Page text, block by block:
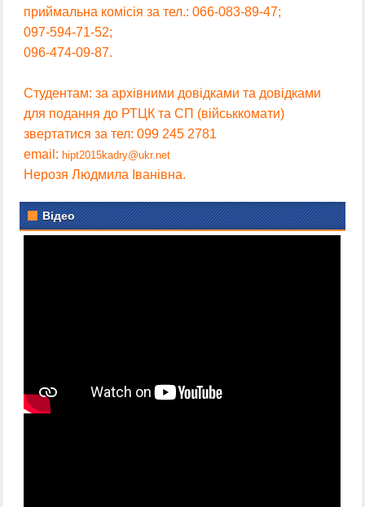
приймальна комісія за тел.: 066-083-89-47;
097-594-71-52;
096-474-09-87.
Студентам: за архівними довідками та довідками
для подання до РТЦК та СП (військкомати)
звертатися за тел: 099 245 2781
email:hipt2015kadry@ukr.net
Нерозя Людмила Іванівна.
Відео